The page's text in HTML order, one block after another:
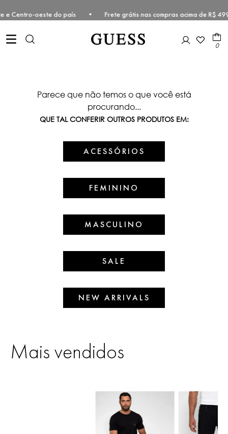
e Centro-oeste do país • Frete grátis nas compras acima
0
Parece que não temos o que você está
procurando...
QUE TAL CONFERIR OUTROS PRODUTOS EM:
ACESSÓRIOS
FEMININO
MASCULINO
SALE
NEW ARRIVALS
Mais vendidos